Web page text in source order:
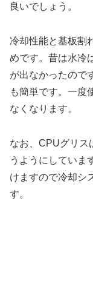
良いでしょう。
冷却性能と基板割
めです。昔は水冷
が出なかったので
も簡単です。一度
なくなります。
なお、CPUグリス
うようにしていま
けますので冷却シ
す。